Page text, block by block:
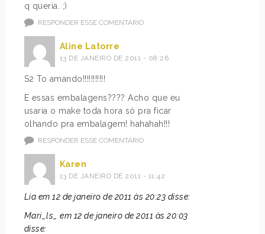
q queria. ;)
RESPONDER ESSE COMENTÁRIO
Aline Latorre
13 DE JANEIRO DE 2011 - 08:26
S2 To amando!!!!!!!!!!!
E essas embalagens???? Acho que eu
usaria o make toda hora só pra ficar
olhando pra embalagem! hahahah!!!
RESPONDER ESSE COMENTÁRIO
Karen
13 DE JANEIRO DE 2011 - 11:42
Lia em 12 de janeiro de 2011 às 20:23 disse:
Mari_ls_ em 12 de janeiro de 2011 às 20:03
disse: